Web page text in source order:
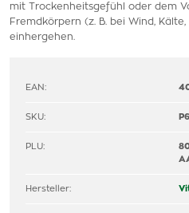
mit Trockenheitsgefühl oder dem
Fremdkörpern (z. B. bei Wind,
einhergehen.
EAN:
SKU:
PLU:
Hersteller: